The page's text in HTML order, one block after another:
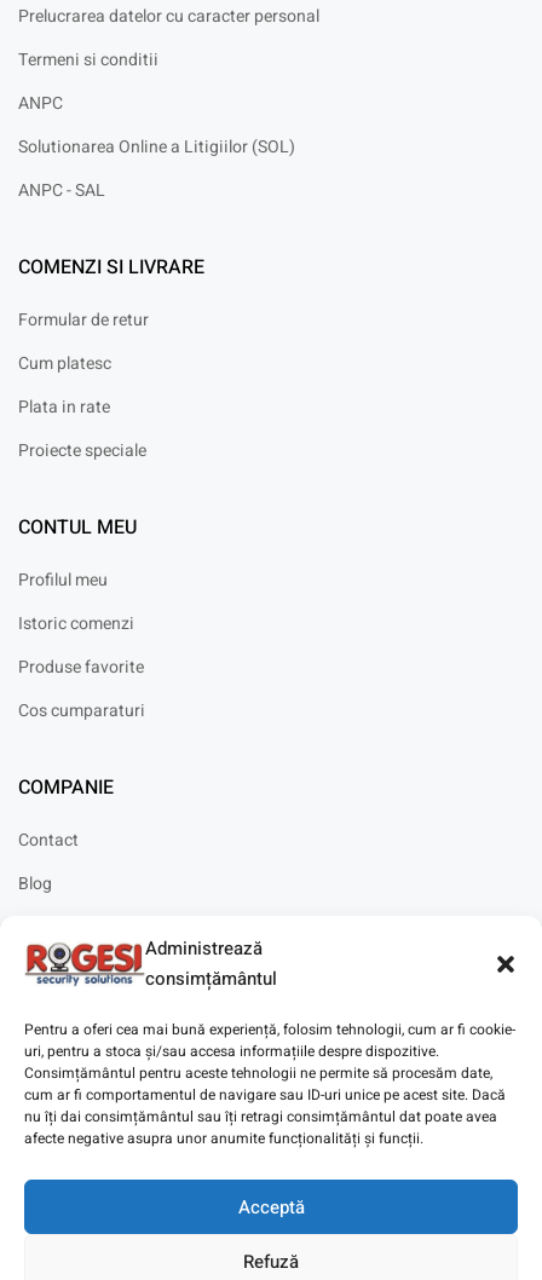
Administrează
consimțământul
Pentru a oferi cea mai bună experiență, folosim tehnologii, cum ar fi cookie-
uri, pentru a stoca și/sau accesa informațiile despre dispozitive.
Consimțământul pentru aceste tehnologii ne permite să procesăm date,
cum ar fi comportamentul de navigare sau ID-uri unice pe acest site. Dacă
nu îți dai consimțământul sau îți retragi consimțământul dat poate avea
afecte negative asupra unor anumite funcționalități și funcții.
Acceptă
Refuză
Prelucrarea datelor cu caracter personal
Termeni si conditii
ANPC
Solutionarea Online a Litigiilor (SOL)
ANPC - SAL
COMENZI SI LIVRARE
Formular de retur
Cum platesc
Plata in rate
Proiecte speciale
CONTUL MEU
Profilul meu
Istoric comenzi
Produse favorite
Cos cumparaturi
COMPANIE
Contact
Blog
Solicitare instalare
Copyright © 2025Digitaz.